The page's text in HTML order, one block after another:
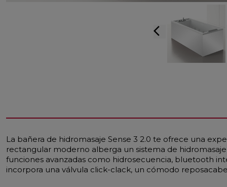
arrow_back_ios
La bañera de hidromasaje Sense 3 2.0 te ofrece una
rectangular moderno alberga un sistema de
funciones avanzadas como hidrosecuencia, bluetooth
incorpora una válvula click-clack, un cómodo